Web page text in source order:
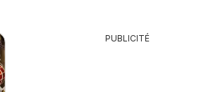
PUBLICITÉ